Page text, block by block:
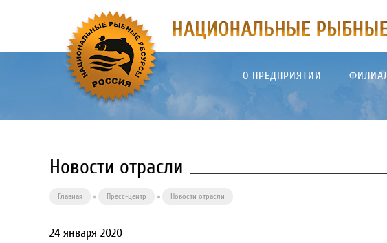
О ПРЕДПРИЯТИИ
Новости отрасли
Главная » Пресс-центр » Новости отрасли
24 января 2020